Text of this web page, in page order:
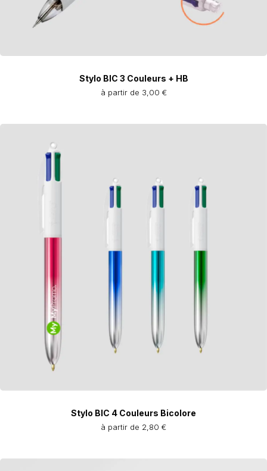
Stylo BIC 3 Couleurs + HB
à partir de 3,00 €
Stylo BIC 4 Couleurs Bicolore
à partir de 2,80 €